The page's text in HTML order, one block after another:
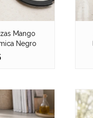
Mango
Negro